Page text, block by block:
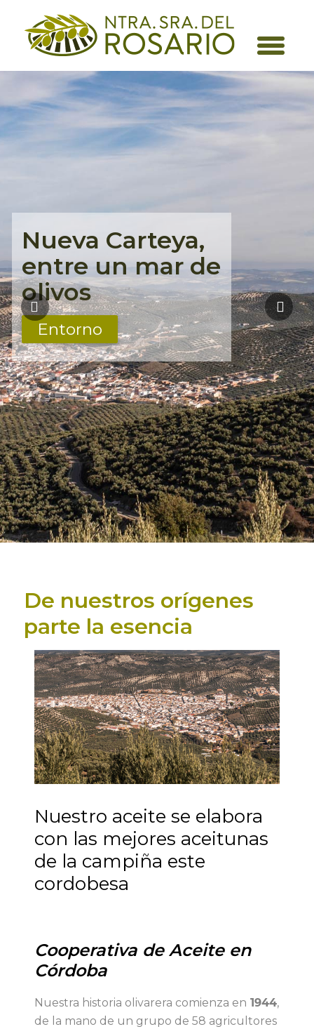
Nueva Carteya,
entre un mar de
olivos
Entorno
De nuestros orígenes
parte la esencia
Nuestro aceite se elabora
con las mejores aceitunas
de la campiña este
cordobesa
Cooperativa de Aceite en
Córdoba
Nuestra historia olivarera comienza en 1944,
de la mano de un grupo de 58 agricultores